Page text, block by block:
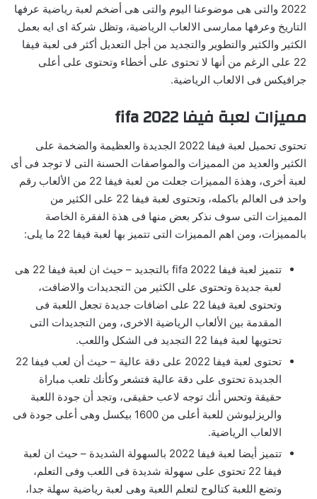
2022 والتى هى موضوعنا اليوم والتى هى أضخم لعبة رياضية عرفها
التاريخ وعرفها ممارسى الالعاب الرياضية، وتظل شركة اى ايه بعمل
الكثير والكثير والتطوير والتجديد من أجل التعديل أكثر فى لعبة فيفا
22 على الرغم من أنها لا تحتوى على أخطاء وتحتوى على أعلى
جرافيكس فى الالعاب الرياضية.
مميزات لعبة فيفا 2022 fifa
تحتوى تحميل لعبة فيفا 2022 الجديدة والعظيمة والضخمة على
الكثير والعديد من المميزات والمواصفات الحسنة التى لا توجد فى أى
لعبة أخرى، وهذة المميزات جعلت من لعبة فيفا 22 من الألعاب رقم
واحد فى العالم باكمله، وتحتوى لعبة فيفا 22 على الكثير من
المميزات التى سوف نذكر بعض منها فى هذة الفقرة الخاصة
بالمميزات، ومن اهم المميزات التى تتميز بها لعبة فيفا 22 ما يلى:
تتميز لعبة فيفا 2022 fifa بالتجديد – حيث ان لعبة فيفا 22 هى
لعبة جديدة وتحتوى على الكثير من التجديدات والاضافت،
وتحتوى لعبة فيفا 22 على اضافات جديدة تجعل اللعبة فى
المقدمة بين الألعاب الرياضية الاخرى، ومن التجديدات التى
تحتويها لعبة فيفا 22 التجديد فى الشكل واللعب.
تحتوى لعبة فيفا 2022 على دقة عالية – حيث أن لعب فيفا 22
الجديدة تحتوى على دقة عالية فتشعر وكأنك تلعب مباراة
حقيقة وتحس أنك توجه لاعب حقيقى، وتجد أن جودة اللعبة
والريزليوشن للعبة أعلى من 1600 بيكسل وهى أعلى جودة فى
الالعاب الرياضية.
تتميز أيضا لعبة فيفا 2022 بالسهولة الشديدة – حيث ان لعبة
فيفا 22 تحتوى على سهولة شديدة فى اللعب وفى التعلم،
وتضع اللعبة كتالوج لتعلم اللعبة وهى لعبة رياضية سهلة جدا،